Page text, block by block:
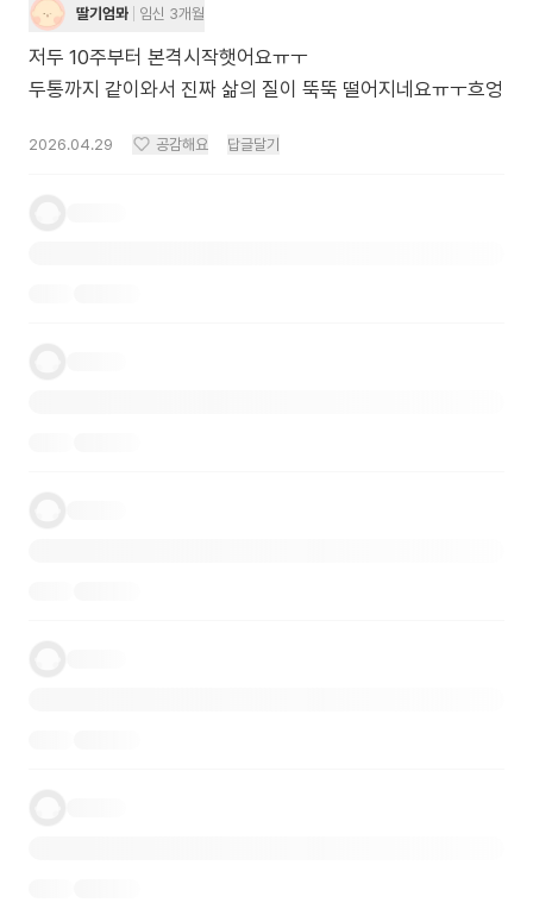
딸기엄뫄 임신 3개월
저두 10주부터 본격시작햇어요ㅠㅜ
두통까지 같이와서 진짜 삶의 질이 뚝뚝 떨어지네요ㅠㅜ흐엉
2026.04.29 공감해요 답글달기